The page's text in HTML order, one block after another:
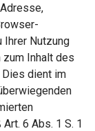
Ihrer Nutzung
Inhalt des
Dies dient im
6 Abs. 1 S. 1